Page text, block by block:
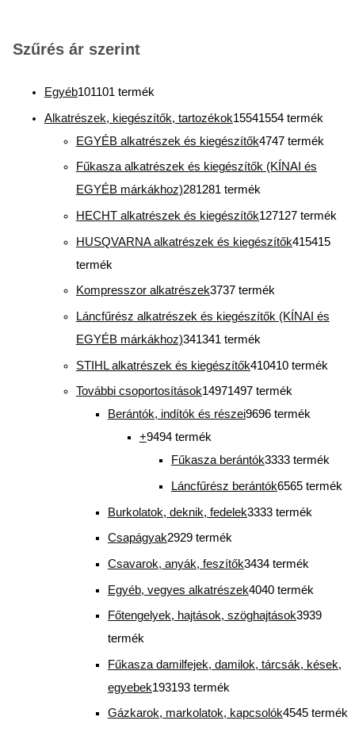
Szűrés ár szerint
Egyéb101101 termék
Alkatrészek, kiegészítők, tartozékok15541554 termék
EGYÉB alkatrészek és kiegészítők4747 termék
Fűkasza alkatrészek és kiegészítők (KÍNAI és
EGYÉB márkákhoz)281281 termék
HECHT alkatrészek és kiegészítők127127 termék
HUSQVARNA alkatrészek és kiegészítők415415
termék
Kompresszor alkatrészek3737 termék
Láncfűrész alkatrészek és kiegészítők (KÍNAI és
EGYÉB márkákhoz)341341 termék
STIHL alkatrészek és kiegészítők410410 termék
További csoportosítások14971497 termék
Berántók, indítók és részei9696 termék
+9494 termék
Fűkasza berántók3333 termék
Láncfűrész berántók6565 termék
Burkolatok, deknik, fedelek3333 termék
Csapágyak2929 termék
Csavarok, anyák, feszítők3434 termék
Egyéb, vegyes alkatrészek4040 termék
Főtengelyek, hajtások, szöghajtások3939
termék
Fűkasza damilfejek, damilok, tárcsák, kések,
egyebek193193 termék
Gázkarok, markolatok, kapcsolók4545 termék